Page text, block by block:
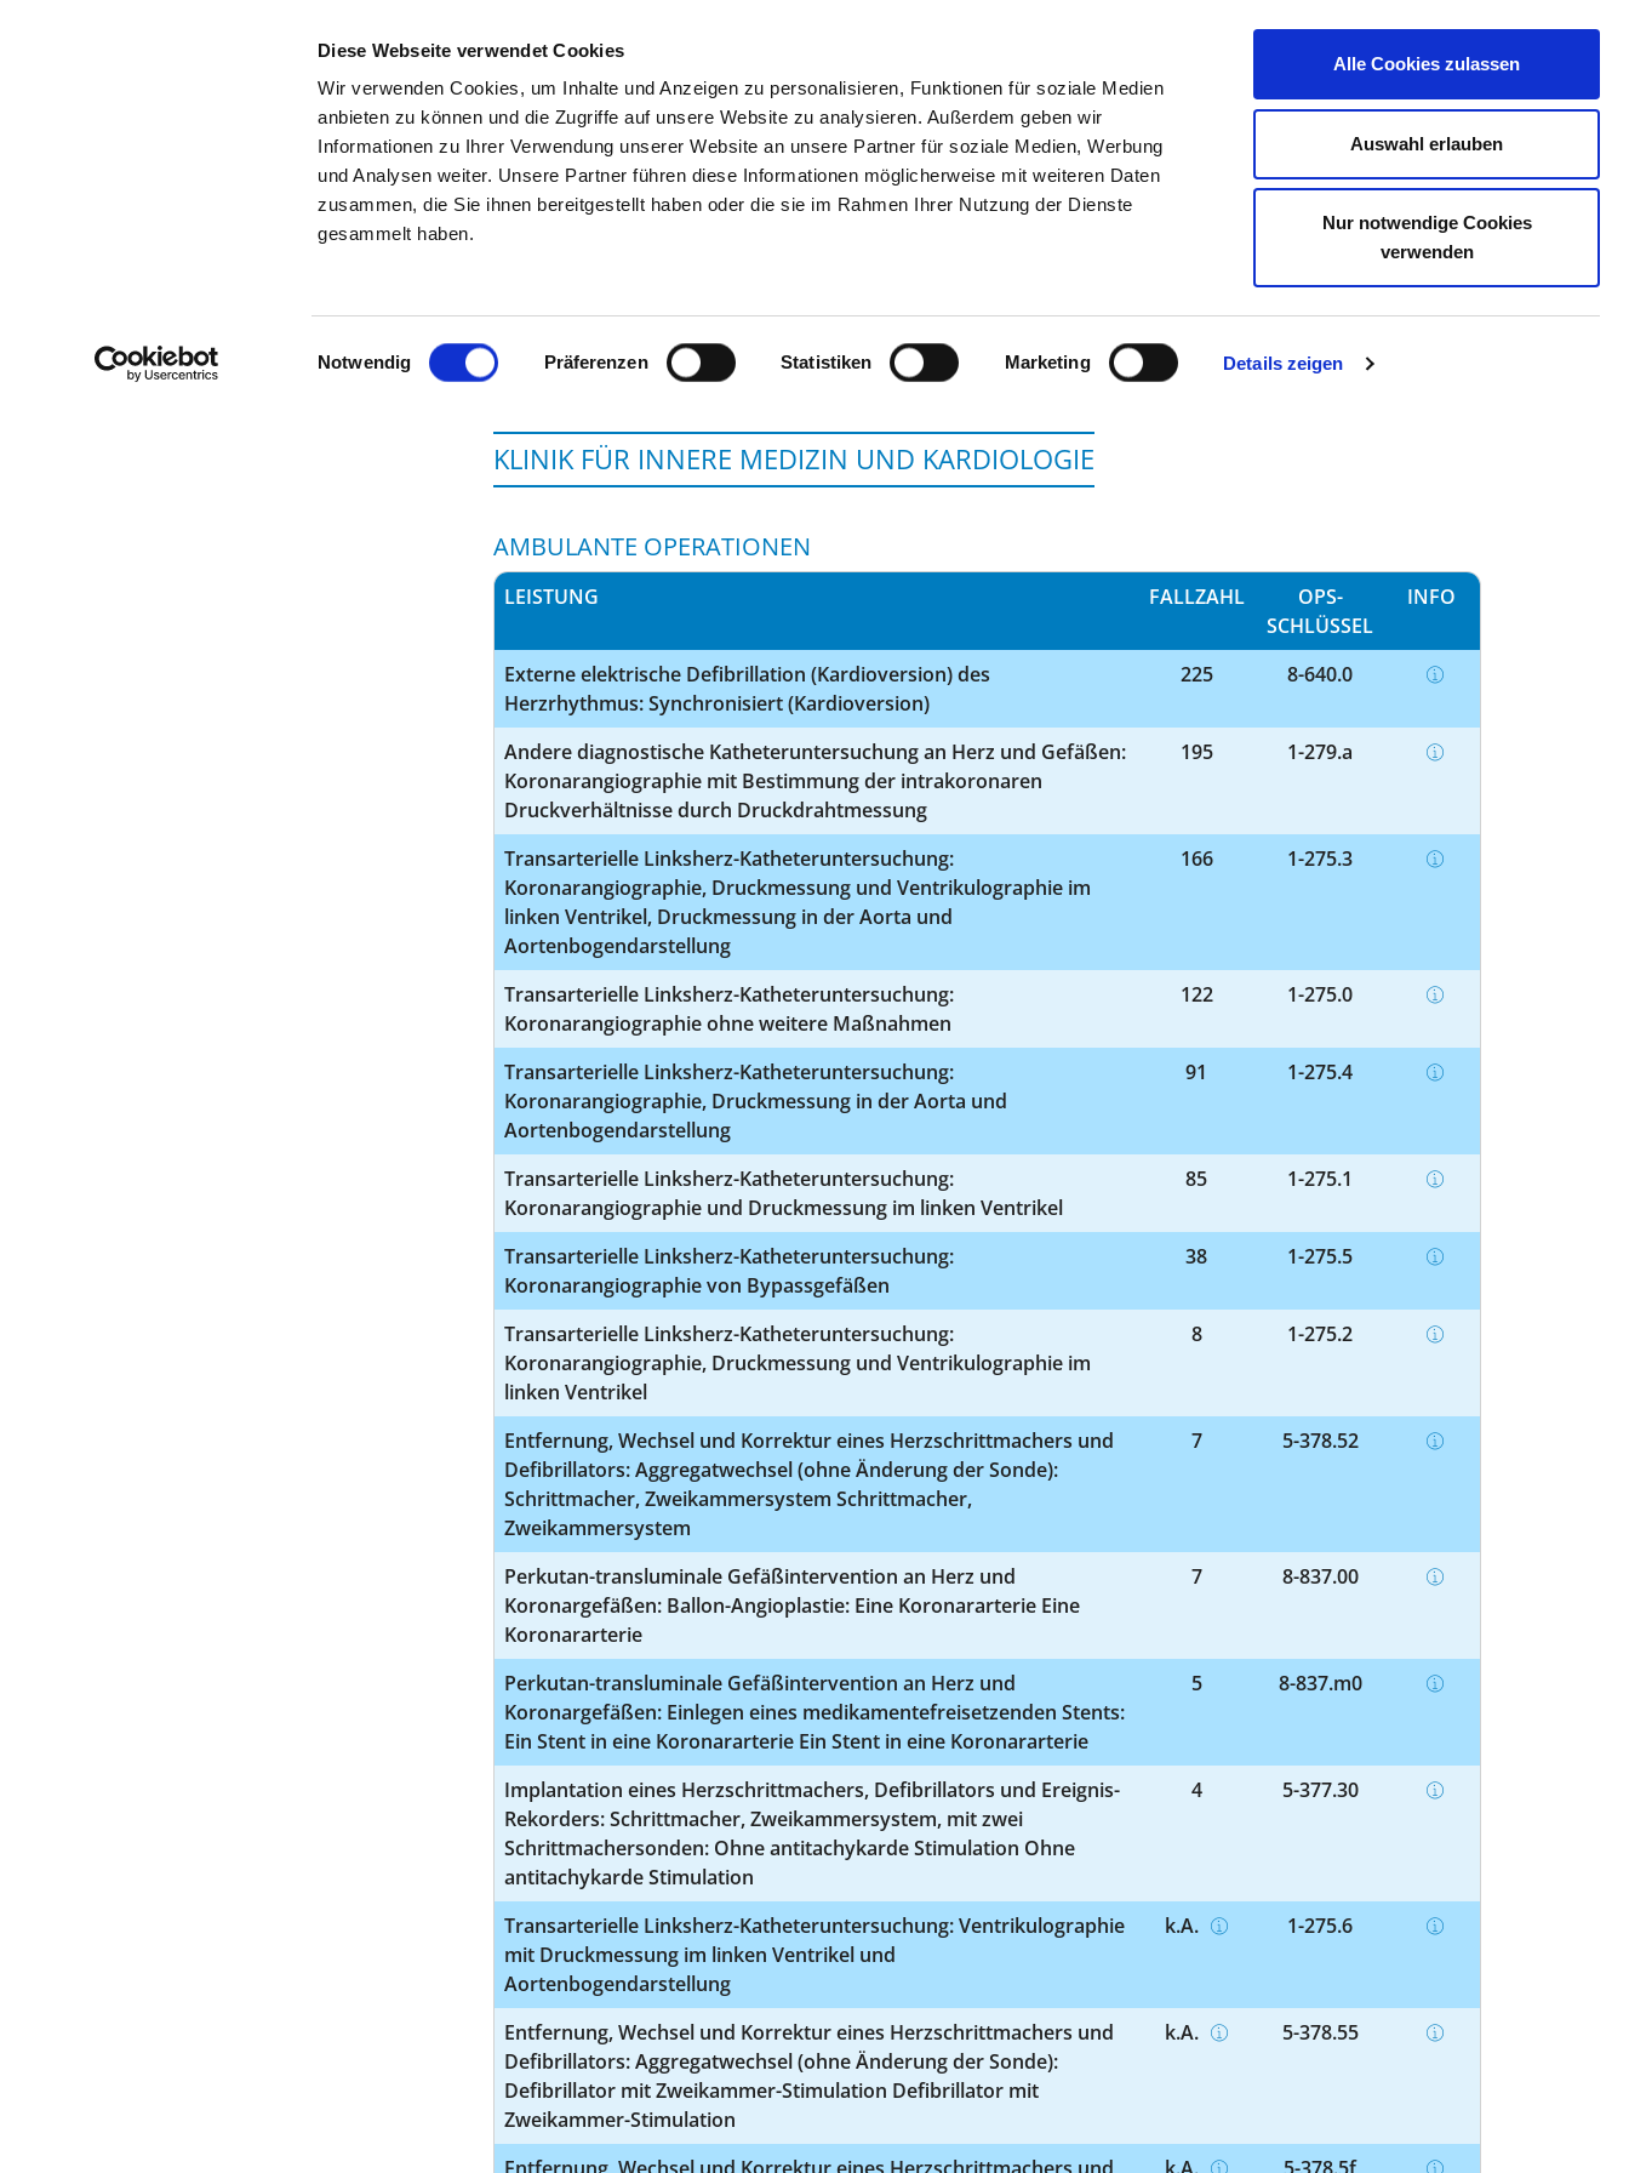
Diese Webseite verwendet Cookies
Wir verwenden Cookies, um Inhalte und Anzeigen zu personalisieren, Funktionen für soziale Medien
anbieten zu können und die Zugriffe auf unsere Website zu analysieren. Außerdem geben wir
Informationen zu Ihrer Verwendung unserer Website an unsere Partner für soziale Medien, Werbung
und Analysen weiter. Unsere Partner führen diese Informationen möglicherweise mit weiteren Daten
zusammen, die Sie ihnen bereitgestellt haben oder die sie im Rahmen Ihrer Nutzung der Dienste
gesammelt haben.
Einwilligungsauswahl
Notwendig Präferenzen Statistiken Marketing Details zeigen
Alle Cookies zulassen
Auswahl erlauben
Nur notwendige Cookies
verwenden
SUCHEN TIPPS & HILFE DAS DKV STELLENBÖRSE KONTAKT IHRE MEINUNG
Startseite der Fachabteilung
KLINIK FÜR INNERE MEDIZIN UND KARDIOLOGIE
AMBULANTE OPERATIONEN
LEISTUNG FALLZAHL
OPS-
SCHLÜSSEL
INFO
Externe elektrische Defibrillation (Kardioversion) des
Herzrhythmus: Synchronisiert (Kardioversion)
225 8-640.0
Andere diagnostische Katheteruntersuchung an Herz und Gefäßen:
Koronarangiographie mit Bestimmung der intrakoronaren
Druckverhältnisse durch Druckdrahtmessung
195 1-279.a
Transarterielle Linksherz-Katheteruntersuchung:
Koronarangiographie, Druckmessung und Ventrikulographie im
linken Ventrikel, Druckmessung in der Aorta und
Aortenbogendarstellung
166 1-275.3
Transarterielle Linksherz-Katheteruntersuchung:
Koronarangiographie ohne weitere Maßnahmen
122 1-275.0
Transarterielle Linksherz-Katheteruntersuchung:
Koronarangiographie, Druckmessung in der Aorta und
Aortenbogendarstellung
91 1-275.4
Transarterielle Linksherz-Katheteruntersuchung:
Koronarangiographie und Druckmessung im linken Ventrikel
85 1-275.1
Transarterielle Linksherz-Katheteruntersuchung:
Koronarangiographie von Bypassgefäßen
38 1-275.5
Transarterielle Linksherz-Katheteruntersuchung:
Koronarangiographie, Druckmessung und Ventrikulographie im
linken Ventrikel
8 1-275.2
Entfernung, Wechsel und Korrektur eines Herzschrittmachers und
Defibrillators: Aggregatwechsel (ohne Änderung der Sonde):
Schrittmacher, Zweikammersystem Schrittmacher,
Zweikammersystem
7 5-378.52
Perkutan-transluminale Gefäßintervention an Herz und
Koronargefäßen: Ballon-Angioplastie: Eine Koronararterie Eine
Koronararterie
7 8-837.00
Perkutan-transluminale Gefäßintervention an Herz und
Koronargefäßen: Einlegen eines medikamentefreisetzenden Stents:
Ein Stent in eine Koronararterie Ein Stent in eine Koronararterie
5 8-837.m0
Implantation eines Herzschrittmachers, Defibrillators und Ereignis-
Rekorders: Schrittmacher, Zweikammersystem, mit zwei
Schrittmachersonden: Ohne antitachykarde Stimulation Ohne
antitachykarde Stimulation
4 5-377.30
Transarterielle Linksherz-Katheteruntersuchung: Ventrikulographie
mit Druckmessung im linken Ventrikel und
Aortenbogendarstellung
k.A. 1-275.6
Entfernung, Wechsel und Korrektur eines Herzschrittmachers und
Defibrillators: Aggregatwechsel (ohne Änderung der Sonde):
Defibrillator mit Zweikammer-Stimulation Defibrillator mit
Zweikammer-Stimulation
k.A. 5-378.55